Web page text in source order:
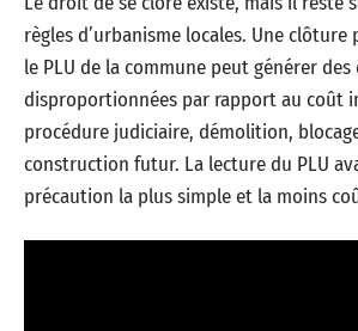
règles d’urbanisme locales. Une clôture
le PLU de la commune peut générer des
disproportionnées par rapport au coût
procédure judiciaire, démolition,
construction futur. La lecture du PLU
précaution la plus simple et la moins